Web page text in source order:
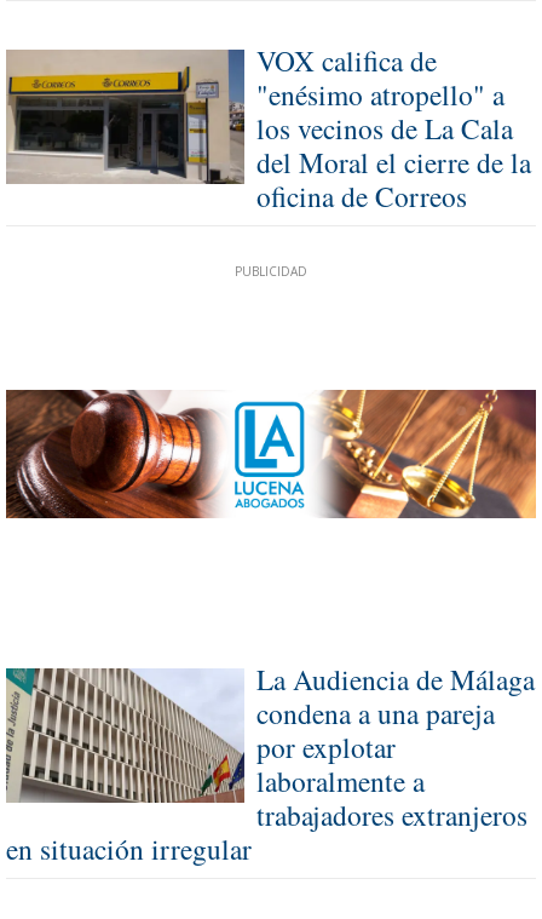
VOX califica de
"enésimo atropello" a
los vecinos de La Cala
del Moral el cierre de la
oficina de Correos
La Audiencia de Málaga
condena a una pareja
por explotar
laboralmente a
trabajadores extranjeros
en situación irregular